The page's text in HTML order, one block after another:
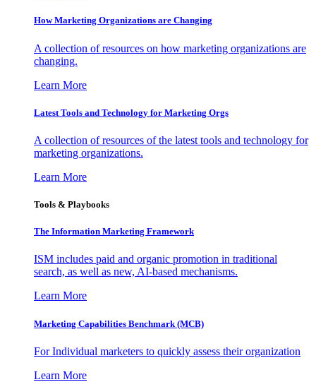
How Marketing Organizations are Changing
A collection of resources on how marketing organizations are
changing.
Learn More
Latest Tools and Technology for Marketing Orgs
A collection of resources of the latest tools and technology for
marketing organizations.
Learn More
Tools & Playbooks
The Information Marketing Framework
ISM includes paid and organic promotion in traditional
search, as well as new, AI-based mechanisms.
Learn More
Marketing Capabilities Benchmark (MCB)
For Individual marketers to quickly assess their organization
Learn More